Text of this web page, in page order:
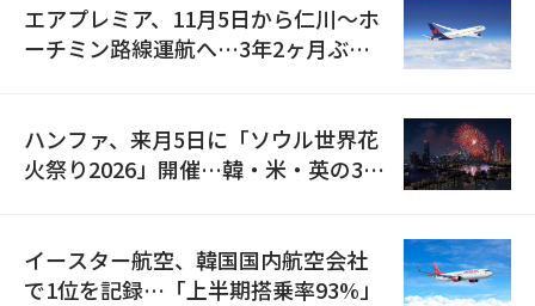
エアプレミア、11月5日から仁川〜ホ
ーチミン路線運航へ…3年2ヶ月ぶり
ハンファ、来月5日に「ソウル世界花
火祭り2026」開催…韓・米・英の3カ
イースター航空、韓国国内航空会社
で1位を記録…「上半期搭乗率93%」